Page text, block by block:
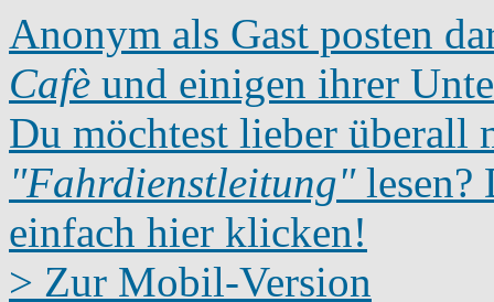
Anonym als Gast posten
Cafè und einigen ihrer
Du möchtest lieber überall
"Fahrdienstleitung"lesen?
einfach hier klicken!
> Zur Mobil-Version